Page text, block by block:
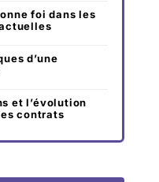
foi dans les
d’une
et l’évolution
contrats